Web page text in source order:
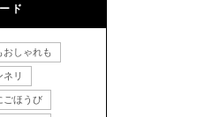
ド
おしゃれも
リ
ごほうび